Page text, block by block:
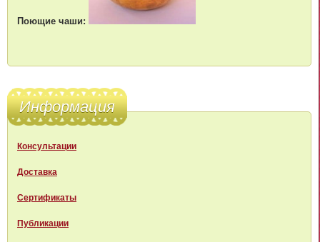
Поющие чаши:
Информация
Консультации
Доставка
Сертификаты
Публикации